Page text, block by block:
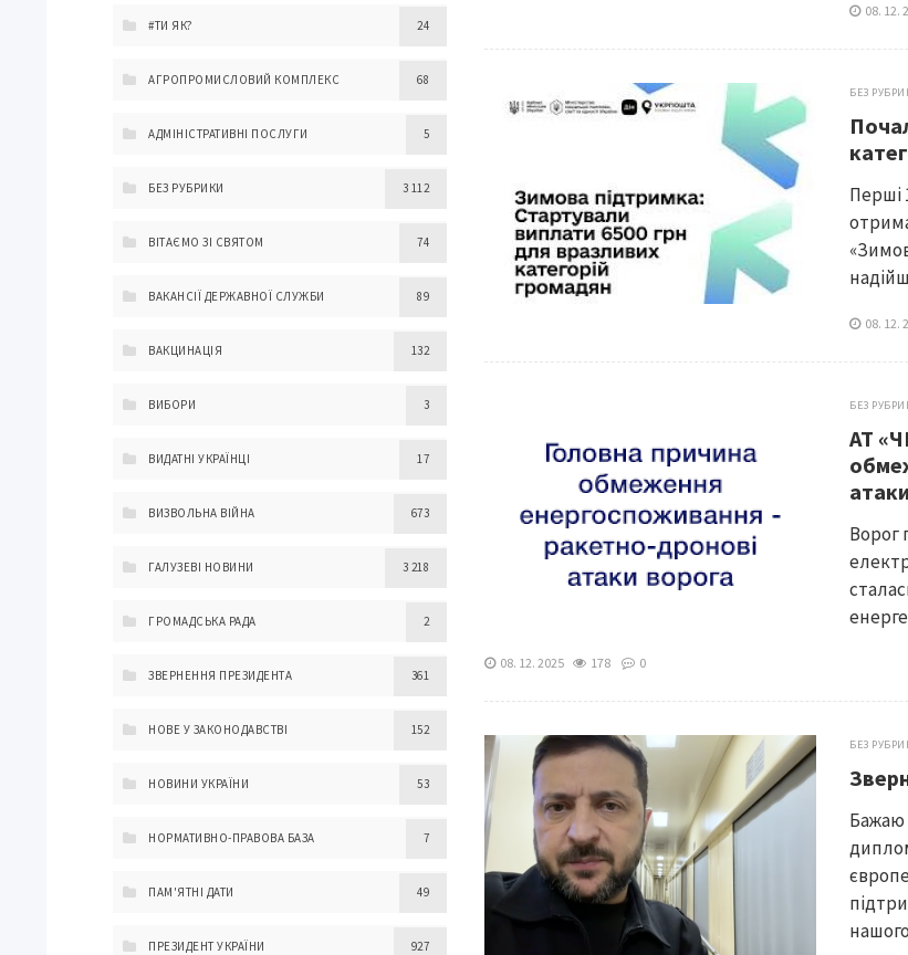
08. 12.
БЕЗ
Перші
08. 12.
БЕЗ
АТ
Ворог
08. 12. 2025 178 0
БЕЗ
Бажаю
#ТИ ЯК? 24
АГРОПРОМИСЛОВИЙ КОМПЛЕКС 68
АДМІНІСТРАТИВНІ ПОСЛУГИ 5
БЕЗ РУБРИКИ 3 112
ВІТАЄМО ЗІ СВЯТОМ 74
ВАКАНСІЇ ДЕРЖАВНОЇ СЛУЖБИ 89
ВАКЦИНАЦІЯ 132
ВИБОРИ 3
ВИДАТНІ УКРАЇНЦІ 17
ВИЗВОЛЬНА ВІЙНА 673
ГАЛУЗЕВІ НОВИНИ 3 218
ГРОМАДСЬКА РАДА 2
ЗВЕРНЕННЯ ПРЕЗИДЕНТА 361
НОВЕ У ЗАКОНОДАВСТВІ 152
НОВИНИ УКРАЇНИ 53
НОРМАТИВНО-ПРАВОВА БАЗА 7
ПАМ'ЯТНІ ДАТИ 49
ПРЕЗИДЕНТ УКРАЇНИ 927